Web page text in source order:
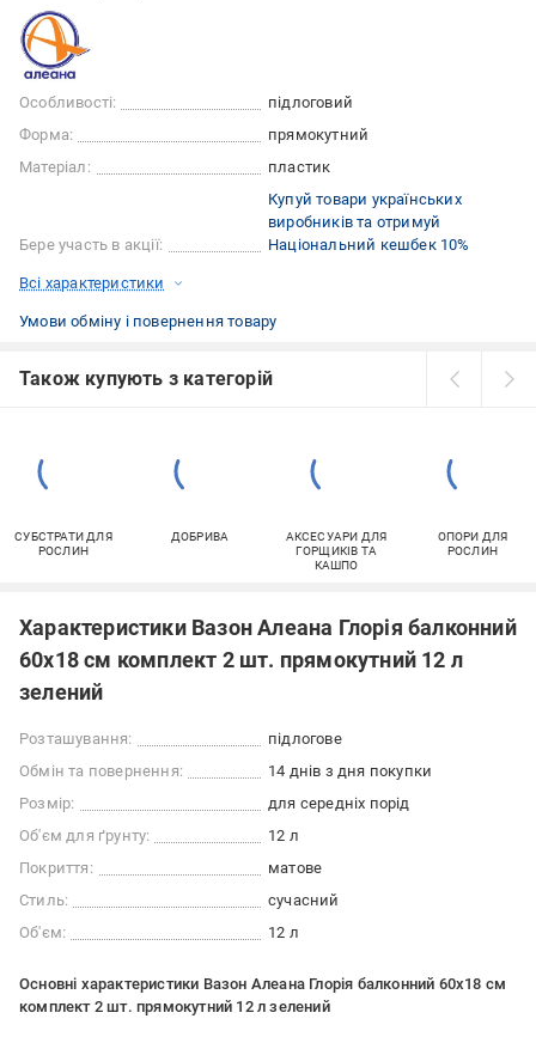
Особливості:
підлоговий
Форма:
прямокутний
Матеріал:
пластик
Бере участь в акції:
Купуй товари українських
виробників та отримуй
Національний кешбек 10%
Всі характеристики
Умови обміну і повернення товару
Також купують з категорій
СУБСТРАТИ ДЛЯ
РОСЛИН
ДОБРИВА
АКСЕСУАРИ ДЛЯ
ГОРЩИКІВ ТА
КАШПО
ОПОРИ ДЛЯ
РОСЛИН
Характеристики Вазон Алеана Глорія балконний
60х18 см комплект 2 шт. прямокутний 12 л
зелений
Розташування:
підлогове
Обмін та повернення:
14 днів з дня покупки
Розмір:
для середніх порід
Об'єм для ґрунту:
12 л
Покриття:
матове
Стиль:
сучасний
Об'єм:
12 л
Основні характеристики Вазон Алеана Глорія балконний 60х18 см
комплект 2 шт. прямокутний 12 л зелений